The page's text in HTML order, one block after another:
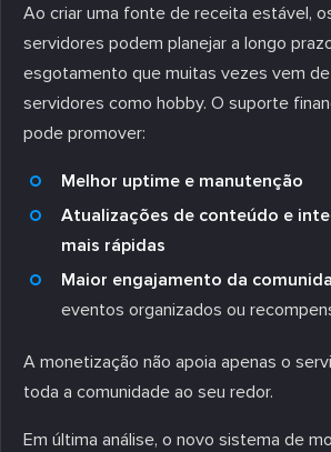
Ao criar uma fonte de receita estável,
servidores podem planejar a longo
esgotamento que muitas vezes vem
servidores como hobby. O suporte
pode promover:
Melhor uptime e manutenção
Atualizações de conteúdo e
mais rápidas
Maior engajamento da
eventos organizados ou
A monetização não apoia apenas o
toda a comunidade ao seu redor.
Em última análise, o novo sistema de